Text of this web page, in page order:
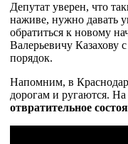
Депутат уверен, что
наживе, нужно давать
обратиться к новому
Валерьевичу Казахову
порядок.
Напомним, в
дорогам и ругаются. На
отвратительное